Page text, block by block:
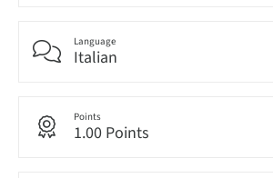
Language
Italian
Points
1.00 Points